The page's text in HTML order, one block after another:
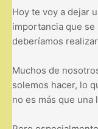
Hoy te voy a dejar
importancia que
deberíamos
Muchos de
solemos hacer, lo
no es más que